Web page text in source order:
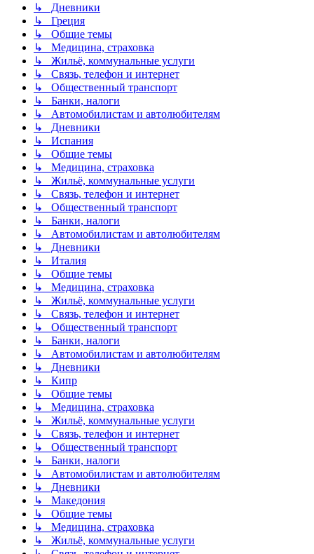
↳ Дневники
↳ Греция
↳ Общие темы
↳ Медицина, страховка
↳ Жильё, коммунальные услуги
↳ Связь, телефон и интернет
↳ Общественный транспорт
↳ Банки, налоги
↳ Автомобилистам и автолюбителям
↳ Дневники
↳ Испания
↳ Общие темы
↳ Медицина, страховка
↳ Жильё, коммунальные услуги
↳ Связь, телефон и интернет
↳ Общественный транспорт
↳ Банки, налоги
↳ Автомобилистам и автолюбителям
↳ Дневники
↳ Италия
↳ Общие темы
↳ Медицина, страховка
↳ Жильё, коммунальные услуги
↳ Связь, телефон и интернет
↳ Общественный транспорт
↳ Банки, налоги
↳ Автомобилистам и автолюбителям
↳ Дневники
↳ Кипр
↳ Общие темы
↳ Медицина, страховка
↳ Жильё, коммунальные услуги
↳ Связь, телефон и интернет
↳ Общественный транспорт
↳ Банки, налоги
↳ Автомобилистам и автолюбителям
↳ Дневники
↳ Македония
↳ Общие темы
↳ Медицина, страховка
↳ Жильё, коммунальные услуги